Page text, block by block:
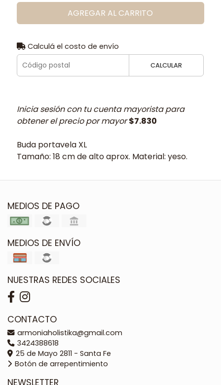
AGREGAR AL CARRITO
Calculá el costo de envío
CALCULAR
Inicia sesión con tu cuenta mayorista para
obtener el precio por mayor$7.830
Buda portavela XL
Tamaño: 18 cm de alto aprox. Material: yeso.
MEDIOS DE PAGO
MEDIOS DE ENVÍO
NUESTRAS REDES SOCIALES
CONTACTO
armoniaholistika@gmail.com
3424388618
25 de Mayo 2811 - Santa Fe
Botón de arrepentimiento
NEWSLETTER